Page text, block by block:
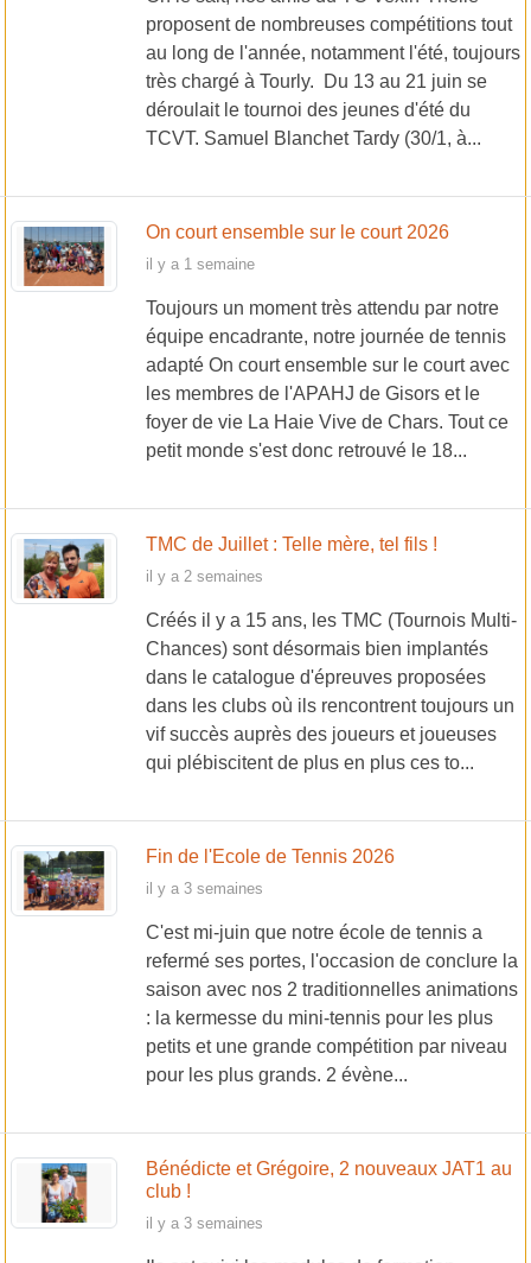
proposent de nombreuses compétitions tout
au long de l'année, notamment l'été, toujours
très chargé à Tourly. Du 13 au 21 juin se
déroulait le tournoi des jeunes d'été du
TCVT. Samuel Blanchet Tardy (30/1, à...
On court ensemble sur le court 2026
il y a 1 semaine
Toujours un moment très attendu par notre
équipe encadrante, notre journée de tennis
adapté On court ensemble sur le court avec
les membres de l'APAHJ de Gisors et le
foyer de vie La Haie Vive de Chars. Tout ce
petit monde s'est donc retrouvé le 18...
TMC de Juillet : Telle mère, tel fils !
il y a 2 semaines
Créés il y a 15 ans, les TMC (Tournois Multi-
Chances) sont désormais bien implantés
dans le catalogue d'épreuves proposées
dans les clubs où ils rencontrent toujours un
vif succès auprès des joueurs et joueuses
qui plébiscitent de plus en plus ces to...
Fin de l'Ecole de Tennis 2026
il y a 3 semaines
C'est mi-juin que notre école de tennis a
refermé ses portes, l'occasion de conclure la
saison avec nos 2 traditionnelles animations
: la kermesse du mini-tennis pour les plus
petits et une grande compétition par niveau
pour les plus grands. 2 évène...
Bénédicte et Grégoire, 2 nouveaux JAT1 au
club !
il y a 3 semaines